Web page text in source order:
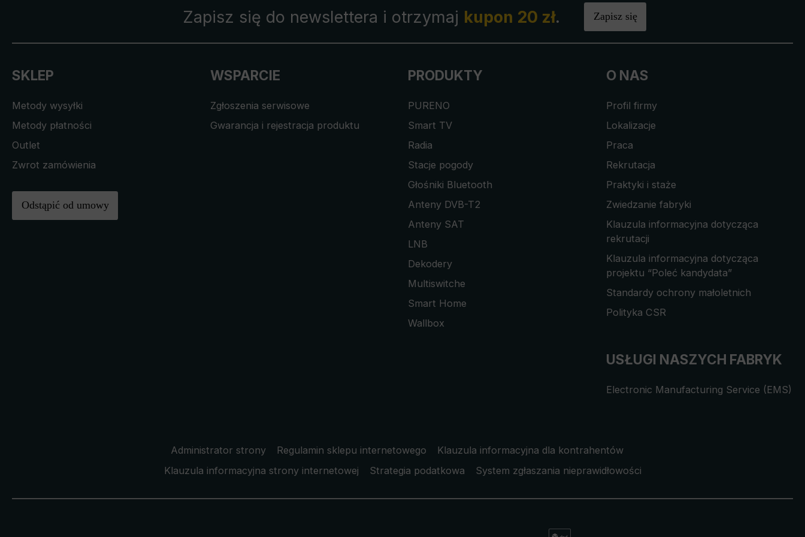
Zapisz się do newslettera i otrzymaj kupon 20 zł. Zapisz się
SKLEP
Metody wysyłki
Metody płatności
Outlet
Zwrot zamówienia
Odstąpić od umowy
WSPARCIE
Zgłoszenia serwisowe
Gwarancja i rejestracja produktu
PRODUKTY
PURENO
Smart TV
Radia
Stacje pogody
Głośniki Bluetooth
Anteny DVB-T2
Anteny SAT
LNB
Dekodery
Multiswitche
Smart Home
Wallbox
O NAS
Profil firmy
Lokalizacje
Praca
Rekrutacja
Praktyki i staże
Zwiedzanie fabryki
Klauzula informacyjna dotycząca
rekrutacji
Klauzula informacyjna dotycząca
projektu “Poleć kandydata”
Standardy ochrony małoletnich
Polityka CSR
USŁUGI NASZYCH FABRYK
Electronic Manufacturing Service (EMS)
Administrator strony Regulamin sklepu internetowego
Klauzula informacyjna dla kontrahentów
Klauzula informacyjna strony internetowej
Strategia podatkowa System zgłaszania nieprawidłowości